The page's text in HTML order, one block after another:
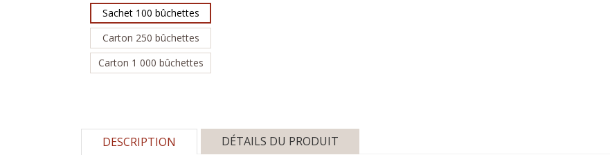
Sachet 100 bûchettes
Carton 250 bûchettes
Carton 1 000 bûchettes
DESCRIPTION DÉTAILS DU PRODUIT